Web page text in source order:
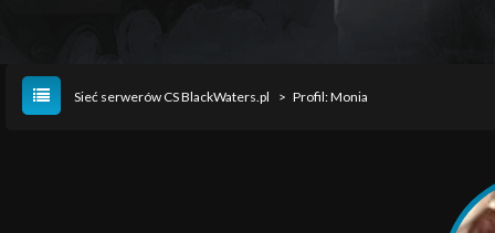
Sieć serwerów CS BlackWaters.pl > Profil: Monia